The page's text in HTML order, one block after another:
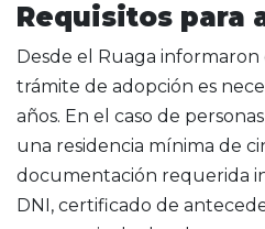
Requisitos para
Desde el Ruaga
trámite de adopción es
años. En el caso de
una residencia mínima de
documentación requerida
DNI, certificado de